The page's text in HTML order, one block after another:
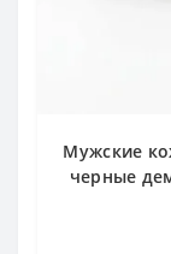
Мужские
черные